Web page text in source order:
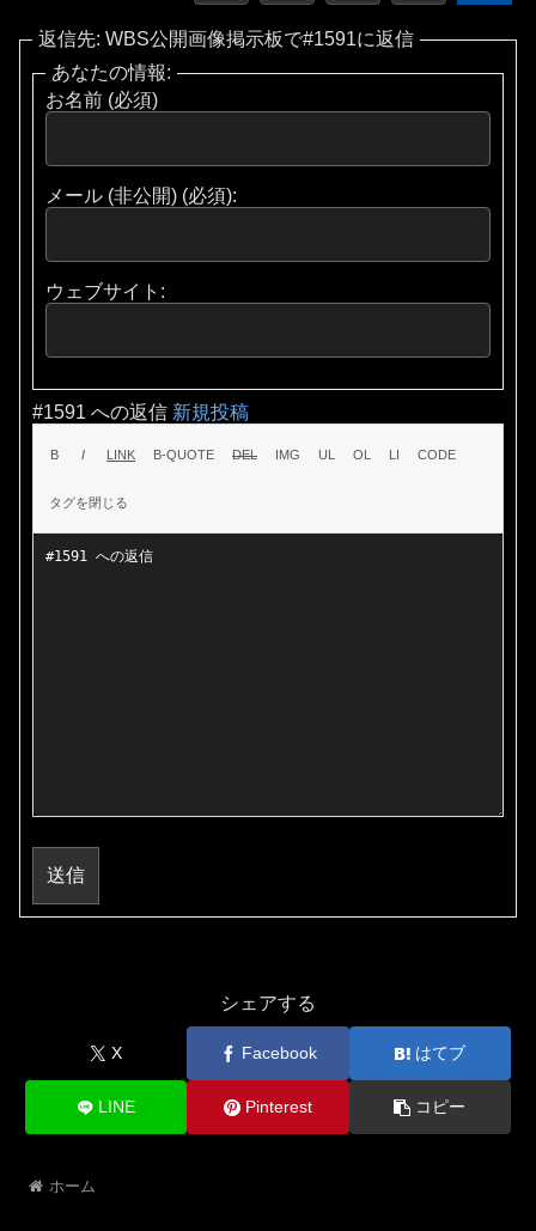
返信先: WBS公開画像掲示板で#1591に返信
あなたの情報:
お名前 (必須)
メール (非公開) (必須):
ウェブサイト:
#1591 への返信 新規投稿
送信
シェアする
X Facebook はてブ
LINE Pinterest コピー
ホーム